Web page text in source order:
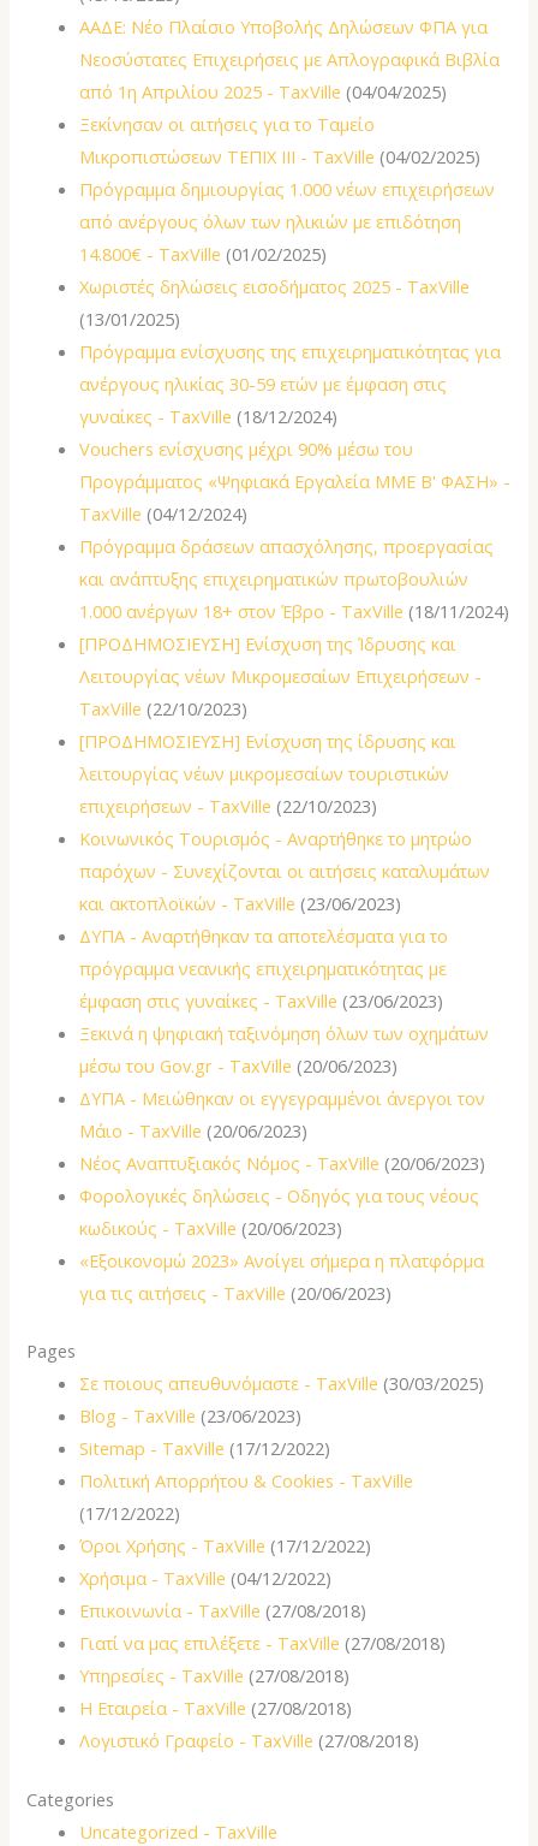
ΑΑΔΕ: Νέο Πλαίσιο Υποβολής Δηλώσεων ΦΠΑ για
Νεοσύστατες Επιχειρήσεις με Απλογραφικά Βιβλία
από 1η Απριλίου 2025 - TaxVille (04/04/2025)
Ξεκίνησαν οι αιτήσεις για το Ταμείο
Μικροπιστώσεων ΤΕΠΙΧ ΙΙΙ - TaxVille (04/02/2025)
Πρόγραμμα δημιουργίας 1.000 νέων επιχειρήσεων
από ανέργους όλων των ηλικιών με επιδότηση
14.800€ - TaxVille (01/02/2025)
Χωριστές δηλώσεις εισοδήματος 2025 - TaxVille
(13/01/2025)
Πρόγραμμα ενίσχυσης της επιχειρηματικότητας για
ανέργους ηλικίας 30-59 ετών με έμφαση στις
γυναίκες - TaxVille (18/12/2024)
Vouchers ενίσχυσης μέχρι 90% μέσω του
Προγράμματος «Ψηφιακά Εργαλεία ΜΜΕ Β' ΦΑΣΗ» -
TaxVille (04/12/2024)
Πρόγραμμα δράσεων απασχόλησης, προεργασίας
και ανάπτυξης επιχειρηματικών πρωτοβουλιών
1.000 ανέργων 18+ στον Έβρο - TaxVille (18/11/2024)
[ΠΡΟΔΗΜΟΣΙΕΥΣΗ] Ενίσχυση της Ίδρυσης και
Λειτουργίας νέων Μικρομεσαίων Επιχειρήσεων -
TaxVille (22/10/2023)
[ΠΡΟΔΗΜΟΣΙΕΥΣΗ] Ενίσχυση της ίδρυσης και
λειτουργίας νέων μικρομεσαίων τουριστικών
επιχειρήσεων - TaxVille (22/10/2023)
Κοινωνικός Τουρισμός - Αναρτήθηκε το μητρώο
παρόχων - Συνεχίζονται οι αιτήσεις καταλυμάτων
και ακτοπλοϊκών - TaxVille (23/06/2023)
ΔΥΠΑ - Αναρτήθηκαν τα αποτελέσματα για το
πρόγραμμα νεανικής επιχειρηματικότητας με
έμφαση στις γυναίκες - TaxVille (23/06/2023)
Ξεκινά η ψηφιακή ταξινόμηση όλων των οχημάτων
μέσω του Gov.gr - TaxVille (20/06/2023)
ΔΥΠΑ - Μειώθηκαν οι εγγεγραμμένοι άνεργοι τον
Μάιο - TaxVille (20/06/2023)
Νέος Αναπτυξιακός Νόμος - TaxVille (20/06/2023)
Φορολογικές δηλώσεις - Οδηγός για τους νέους
κωδικούς - TaxVille (20/06/2023)
«Εξοικονομώ 2023» Ανοίγει σήμερα η πλατφόρμα
για τις αιτήσεις - TaxVille (20/06/2023)
Pages
Σε ποιους απευθυνόμαστε - TaxVille (30/03/2025)
Blog - TaxVille (23/06/2023)
Sitemap - TaxVille (17/12/2022)
Πολιτική Απορρήτου & Cookies - TaxVille
(17/12/2022)
Όροι Χρήσης - TaxVille (17/12/2022)
Χρήσιμα - TaxVille (04/12/2022)
Επικοινωνία - TaxVille (27/08/2018)
Γιατί να μας επιλέξετε - TaxVille (27/08/2018)
Υπηρεσίες - TaxVille (27/08/2018)
Η Εταιρεία - TaxVille (27/08/2018)
Λογιστικό Γραφείο - TaxVille (27/08/2018)
Categories
Uncategorized - TaxVille